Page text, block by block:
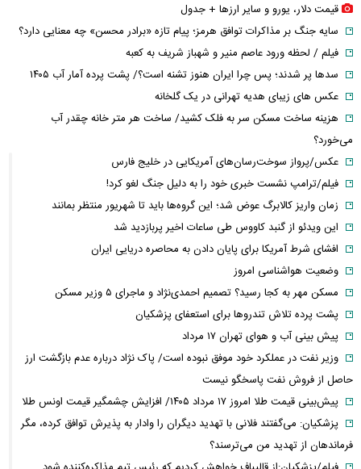
قیمت دلار، یورو و سایر ارز‌ها + جدول
سایه جنگ بر مذاکرات توافق هرمز؛ پیام تازه «برادر محسن» چه معنایی دارد؟
فیلم / لحظه ورود عاصم منیر و شهباز شریف به کعبه
سدها پر شدند؛ پس چرا ایران هنوز تشنه است؟/ پشت پرده آمار آب ۱۴۰۵
عکس های زیبای هدیه تهرانی در یک گلخانه
هزینه ساخت مسکن سر به فلک کشید/ ساخت هر متر خانه چقدر آب
می‌خورد؟
عکس/پرواز سوخت‌رسان‌های آمریکایی در خلیج فارس
فیلم/ترامپ نشست خبری خود را به دلیل جنگ لغو کرد!
زمان واریز کالابرگ عوض شد؛ این گروه‌ها باید تا شهریور منتظر بمانند
این ویدئو از گنبد کاووس طی ساعات اخیر پربازدید شد
افشای شرط آمریکا برای پایان دادن به محاصره دریایی ایران
وضعیت هواشناسی امروز
مسکن مهر به کجا رسید؟ تصمیم احمدی‌نژاد و ماجرای ۵ وزیر مسکن
پشت پرده تلاش تندروها برای استعفای پزشکیان
پیش بینی آب و هوای تهران ۱۷ مرداد
وزیر نفت در عملکرد خود موفق نبوده است/ پاک نژاد درباره عدم بازگشت ارز
حاصل از فروش نفت پاسخگو نیست
پیش‌بینی قیمت طلا امروز ۱۷ مرداد ۱۴۰۵/ افزایش چشمگیر قیمت اونس طلا
پزشکیان: می‌گفتند فلانی با تهدید دیگران را وادار به پذیرش توافق کرده، مگر
فرماندهان از تهدید من می‌ترسند؟